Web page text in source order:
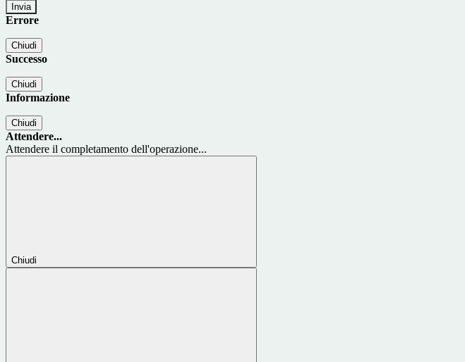
Errore
Chiudi
Successo
Chiudi
Informazione
Chiudi
Attendere...
Attendere il completamento dell'operazione...
Chiudi